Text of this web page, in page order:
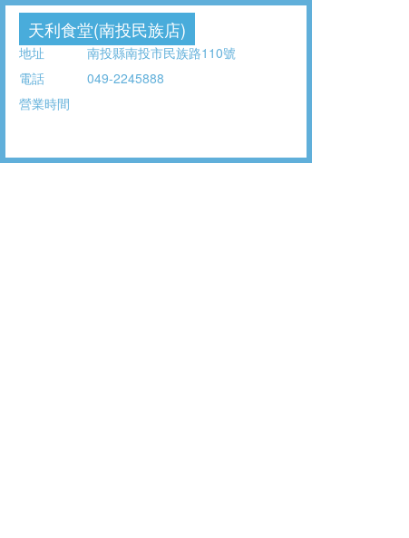
天利食堂(南投民族店)
地址
南投縣南投市民族路110號
電話
049-2245888
營業時間